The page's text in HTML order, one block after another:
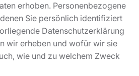
erhoben. Personenbezogene
Sie persönlich identifiziert
Datenschutzerklärung
wir erheben und wofür wir sie
wie und zu welchem Zweck